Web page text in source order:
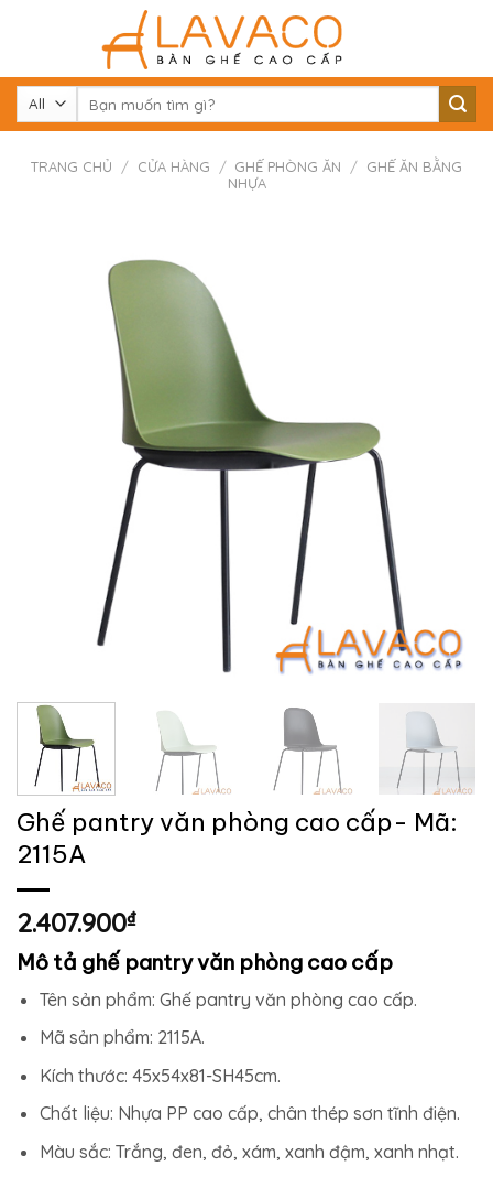
kiếm:
TRANG CHỦ / CỬA HÀNG / GHẾ PHÒNG ĂN / GHẾ ĂN BẰNG
NHỰA
Ghế pantry văn phòng cao cấp- Mã:
2115A
2.407.900₫
Mô tả ghế pantry văn phòng cao cấp
Tên sản phẩm: Ghế pantry văn phòng cao cấp.
Mã sản phẩm: 2115A.
Kích thước: 45x54x81-SH45cm.
Chất liệu: Nhựa PP cao cấp, chân thép sơn tĩnh điện.
Màu sắc: Trắng, đen, đỏ, xám, xanh đậm, xanh nhạt.